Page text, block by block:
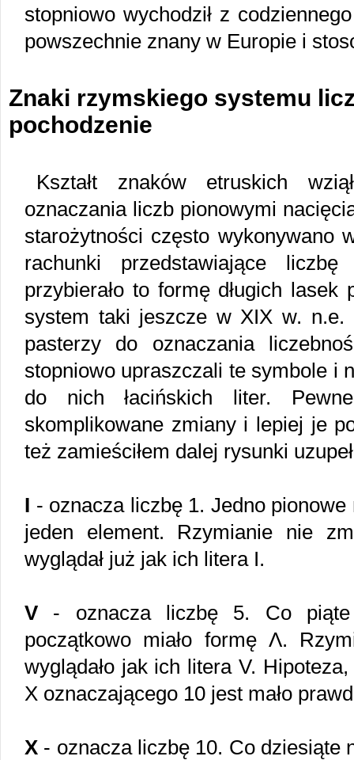
stopniowo wychodził z
powszechnie znany w Europie i
Znaki rzymskiego systemu
pochodzenie
Kształt znaków etruskich
oznaczania liczb pionowymi
starożytności często wykonywano
rachunki przedstawiające
przybierało to formę długich
system taki jeszcze w XIX w. n.e.
pasterzy do oznaczania
stopniowo upraszczali te symbole i
do nich łacińskich liter.
skomplikowane zmiany i lepiej je
też zamieściłem dalej rysunki
I - oznacza liczbę 1. Jedno pionowe
jeden element. Rzymianie nie
wyglądał już jak ich litera I.
V - oznacza liczbę 5. Co piąte
początkowo miało formę Λ.
wyglądało jak ich litera V.
X oznaczającego 10 jest mało
X - oznacza liczbę 10. Co dziesiąte